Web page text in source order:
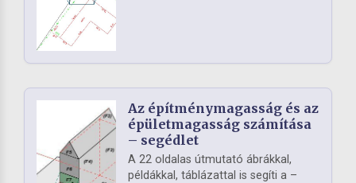
Az építménymagasság és az
épületmagasság számítása
– segédlet
A 22 oldalas útmutató ábrákkal,
példákkal, táblázattal is segíti a –